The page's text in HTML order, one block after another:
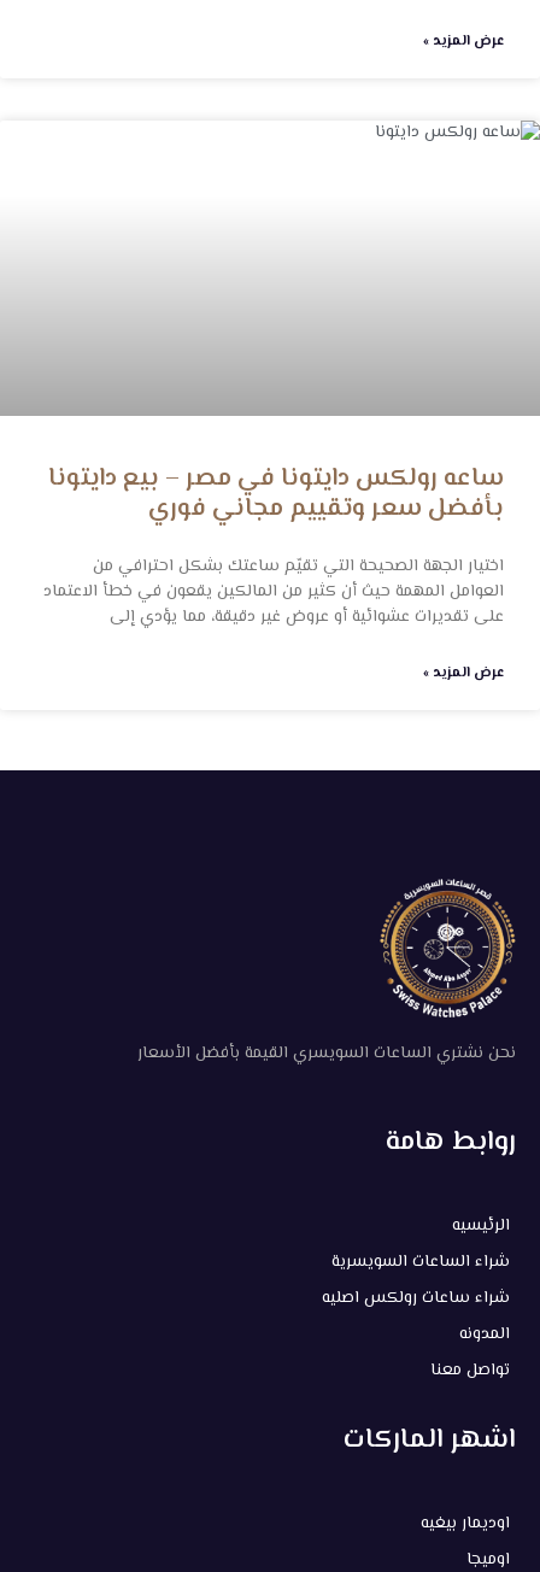
عرض المزيد »
ساعه رولكس دايتونا في مصر – بيع دايتونا
بأفضل سعر وتقييم مجاني فوري
اختيار الجهة الصحيحة التي تقيّم ساعتك بشكل احترافي من
العوامل المهمة حيث أن كثير من المالكين يقعون في خطأ الاعتماد
على تقديرات عشوائية أو عروض غير دقيقة، مما يؤدي إلى
عرض المزيد »
نحن نشتري الساعات السويسري القيمة بأفضل الأسعار
روابط هامة
الرئيسيه
شراء الساعات السويسرية
شراء ساعات رولكس اصليه
المدونه
تواصل معنا
اشهر الماركات
اوديمار بيغيه
اوميجا